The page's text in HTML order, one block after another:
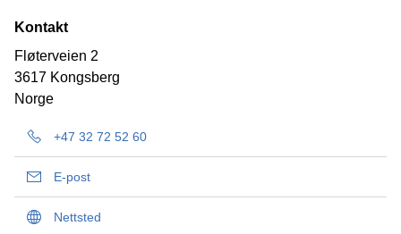
Kontakt
Fløterveien 2
3617 Kongsberg
Norge
+47 32 72 52 60
E-post
Nettsted